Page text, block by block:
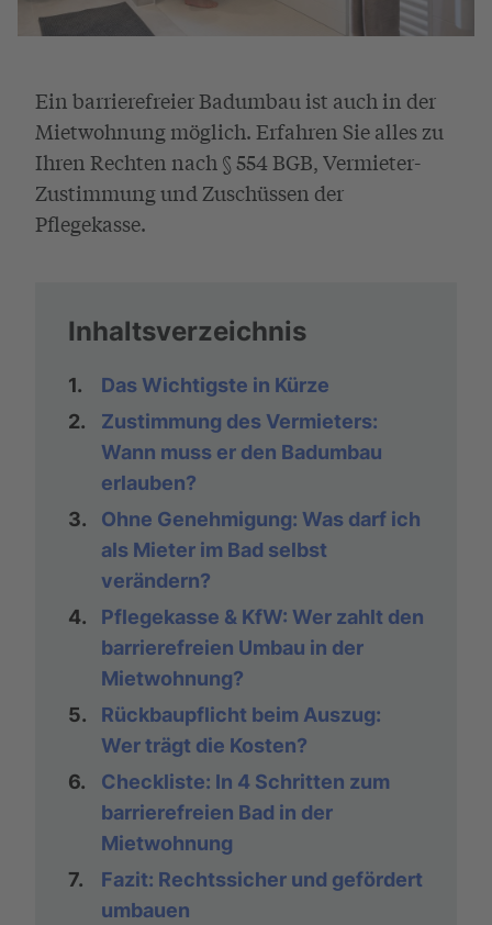
Ein barrierefreier Badumbau ist auch in der
Mietwohnung möglich. Erfahren Sie alles zu
Ihren Rechten nach § 554 BGB, Vermieter-
Zustimmung und Zuschüssen der
Pflegekasse.
Inhaltsverzeichnis
1.
Das Wichtigste in Kürze
2.
Zustimmung des Vermieters:
Wann muss er den Badumbau
erlauben?
3.
Ohne Genehmigung: Was darf ich
als Mieter im Bad selbst
verändern?
4.
Pflegekasse & KfW: Wer zahlt den
barrierefreien Umbau in der
Mietwohnung?
5.
Rückbaupflicht beim Auszug:
Wer trägt die Kosten?
6.
Checkliste: In 4 Schritten zum
barrierefreien Bad in der
Mietwohnung
7.
Fazit: Rechtssicher und gefördert
umbauen